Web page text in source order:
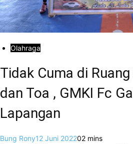
Olahraga
Tidak Cuma di
dan Toa , GMKI Fc
Lapangan
Bung Rony12 Juni 202202 mins